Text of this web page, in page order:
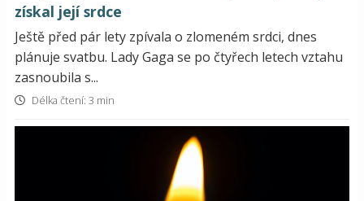
získal její srdce
Ještě před pár lety zpívala o zlomeném srdci, dnes
plánuje svatbu. Lady Gaga se po čtyřech letech vztahu
zasnoubila s...
Délka čtení: 3 min